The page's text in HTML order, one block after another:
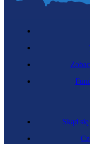
Zawód
Ratowniczka
Skąd